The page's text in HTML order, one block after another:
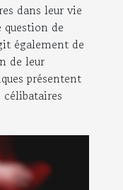
dans leur vie
question de
également de
de leur
présentent